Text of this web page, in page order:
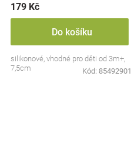
179 Kč
Do košíku
silikonové, vhodné pro děti od 3m+,
7,5cm
Kód: 85492901